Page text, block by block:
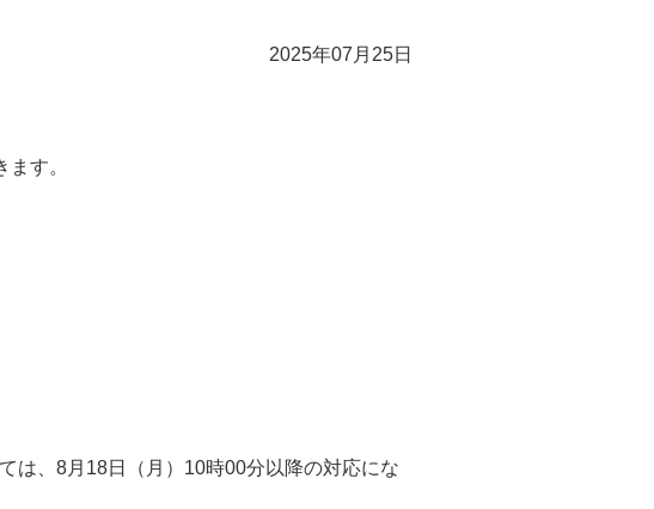
2025年07月25日
す。
は、8月18日（月）10時00分以降の対応にな